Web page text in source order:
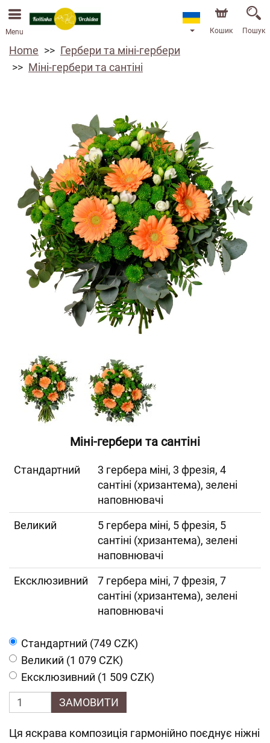
Menu Кошик Пошук
Home
Гербери та міні-гербери
Міні-гербери та сантіні
Міні-гербери та сантіні
Cтандартний
3 гербера міні, 3 фрезія, 4
сантіні (хризантема), зелені
наповнювачі
Великий
5 гербера міні, 5 фрезія, 5
сантіні (хризантема), зелені
наповнювачі
Ексклюзивний
7 гербера міні, 7 фрезія, 7
сантіні (хризантема), зелені
наповнювачі
Cтандартний (749 CZK)
Великий (1 079 CZK)
Ексклюзивний (1 509 CZK)
ЗАМОВИТИ
Ця яскрава композиція гармонійно поєднує ніжні